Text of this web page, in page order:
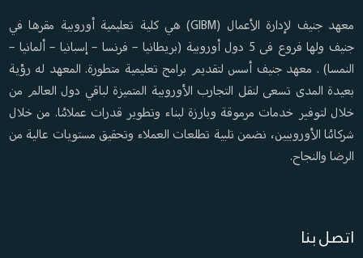
معهد جنيف لإدارة الأعمال (GIBM) هي كلية تعليمية أوروبية مقرها في
جنيف ولها فروع فى 5 دول أوروبية (بريطانيا – فرنسا – إسبانيا – ألمانيا –
النمسا) . معهد جنيف أسس لتقديم برامج تعليمية متطورة. المعهد له رؤية
بعيدة المدى تسعى لنقل التجارب الأوروبية المتميزة لباقي دول العالم من
خلال لتوفير خدمات مرموقة وبارزة لبناء وتطوير قدرات عملائنا. من خلال
شركائنا الأوروبيين، نضمن تلبية تطلعات العملاء وتحقيق مستويات عالية من
الرضا والنجاح.
اتصل بنا